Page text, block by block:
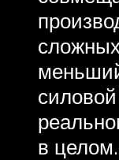
в целом.